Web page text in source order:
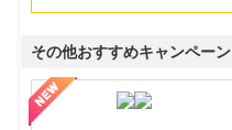
その他おすすめキャンペーン